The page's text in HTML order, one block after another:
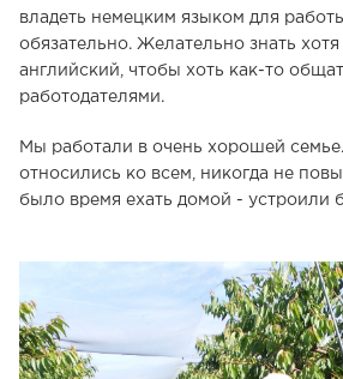
владеть немецким языком для
обязательно. Желательно знать
английский, чтобы хоть как-то
работодателями.
Мы работали в очень хорошей
относились ко всем, никогда не
было время ехать домой - устроили